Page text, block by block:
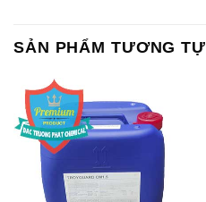
SẢN PHẨM TƯƠNG TỰ